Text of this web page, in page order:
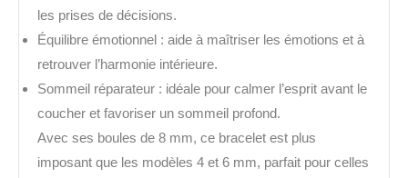
les prises de décisions.
Équilibre émotionnel : aide à maîtriser les émotions et à
retrouver l’harmonie intérieure.
Sommeil réparateur : idéale pour calmer l’esprit avant le
coucher et favoriser un sommeil profond.
Avec ses boules de 8 mm, ce bracelet est plus
imposant que les modèles 4 et 6 mm, parfait pour celles